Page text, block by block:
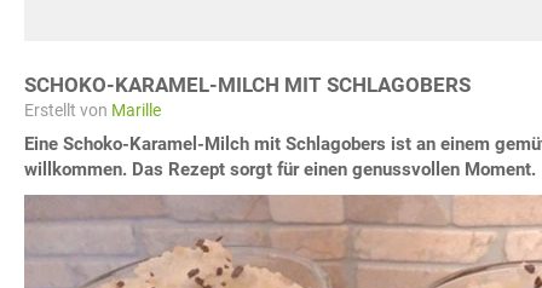
SCHOKO-KARAMEL-MILCH MIT SCHLAGOBERS
Erstellt von Marille
Eine Schoko-Karamel-Milch mit Schlagobers ist an einem
willkommen. Das Rezept sorgt für einen genussvollen Moment.